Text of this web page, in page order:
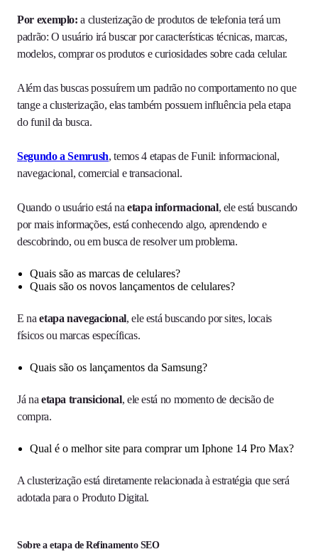
Por exemplo: a clusterização de produtos de telefonia terá um
padrão: O usuário irá buscar por características técnicas, marcas,
modelos, comprar os produtos e curiosidades sobre cada celular.
Além das buscas possuírem um padrão no comportamento no que
tange a clusterização, elas também possuem influência pela etapa
do funil da busca.
Segundo a Semrush, temos 4 etapas de Funil: informacional,
navegacional, comercial e transacional.
Quando o usuário está naetapa informacional, ele está buscando
por mais informações, está conhecendo algo, aprendendo e
descobrindo, ou em busca de resolver um problema.
Quais são as marcas de celulares?
Quais são os novos lançamentos de celulares?
E naetapa navegacional, ele está buscando por sites, locais
físicos ou marcas específicas.
Quais são os lançamentos da Samsung?
Já na etapa transicional, ele está no momento de decisão de
compra.
Qual é o melhor site para comprar um Iphone 14 Pro Max?
A clusterização está diretamente relacionada à estratégia que será
adotada para o Produto Digital.
Sobre a etapa de Refinamento SEO